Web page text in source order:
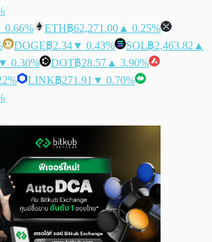
0.66% ETH฿62,271.00 ▲ 0.25%
DOGE฿2.34▼ 0.43% SOL฿2,463.82 ▲
▼ 0.30% DOT฿28.57 ▲ 3.90%
LINK฿271.91 ▼ 0.70%